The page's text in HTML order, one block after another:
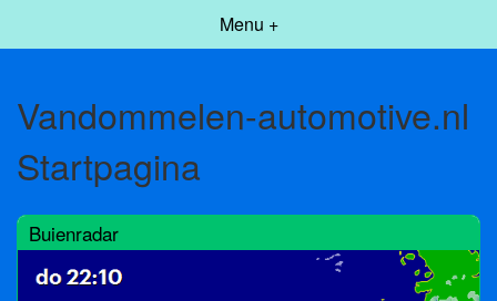
Menu +
Vandommelen-automotive.nl
Startpagina
Buienradar